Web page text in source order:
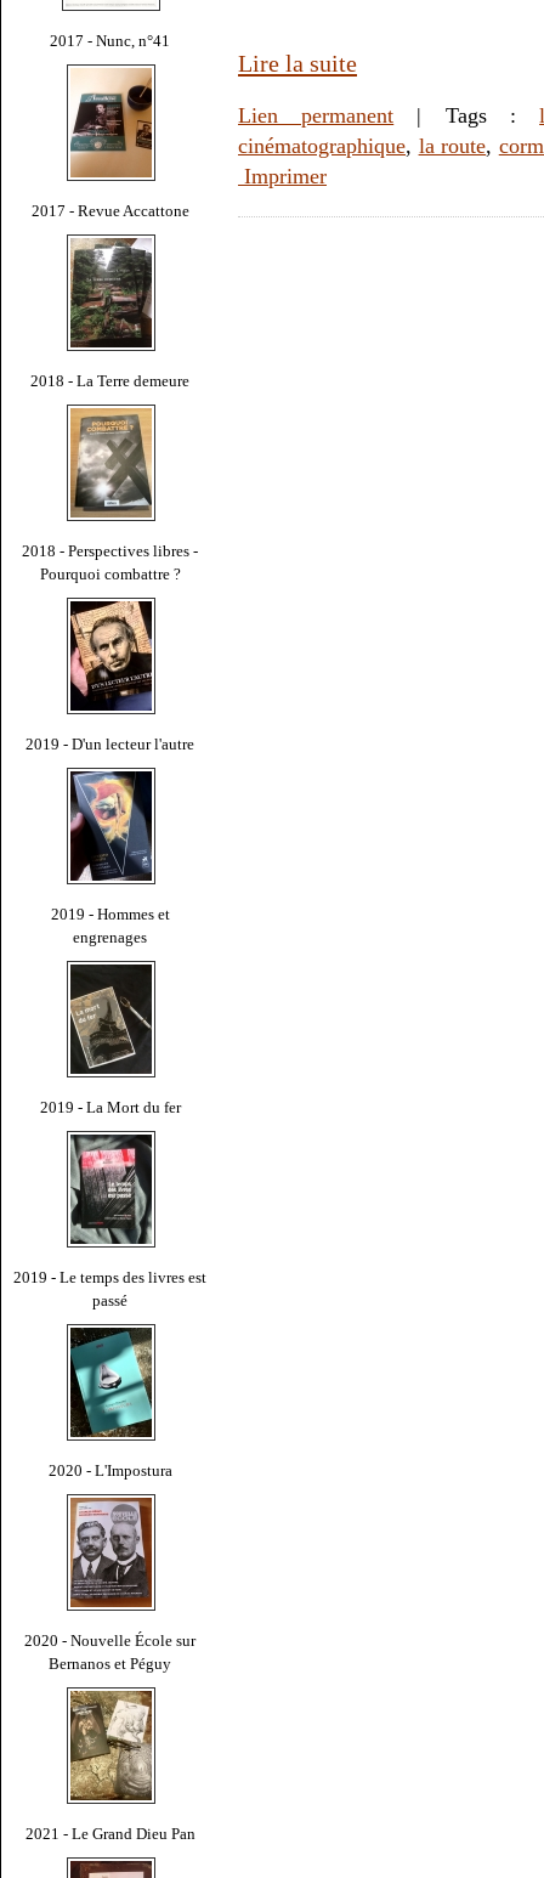
2017 - Nunc, n°41
2017 - Revue Accattone
2018 - La Terre demeure
2018 - Perspectives libres -
Pourquoi combattre ?
2019 - D'un lecteur l'autre
2019 - Hommes et
engrenages
2019 - La Mort du fer
2019 - Le temps des livres est
passé
2020 - L'Impostura
2020 - Nouvelle École sur
Bernanos et Péguy
2021 - Le Grand Dieu Pan
Lire la suite
Lien permanent | Tags :
cinématographique, la route,
Imprimer